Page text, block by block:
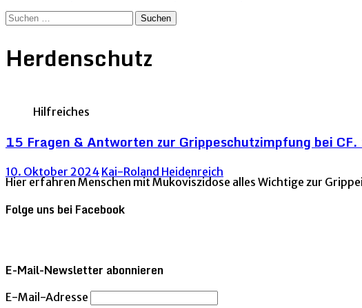
Suchen
Herdenschutz
Hilfreiches
15 Fragen & Antworten zur Grippeschutzimpfung bei
10. Oktober 2024 Kai-Roland Heidenreich
Hier erfahren Menschen mit Mukoviszidose alles Wichtige zur
Folge uns bei Facebook
E-Mail-Newsletter abonnieren
E-Mail-Adresse